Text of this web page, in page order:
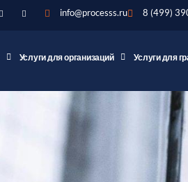
info@processs.ru 8 (499)
Услуги для организаций Услуги для